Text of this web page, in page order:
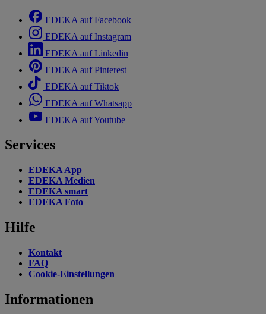
EDEKA auf Facebook
EDEKA auf Instagram
EDEKA auf Linkedin
EDEKA auf Pinterest
EDEKA auf Tiktok
EDEKA auf Whatsapp
EDEKA auf Youtube
Services
EDEKA App
EDEKA Medien
EDEKA smart
EDEKA Foto
Hilfe
Kontakt
FAQ
Cookie-Einstellungen
Informationen